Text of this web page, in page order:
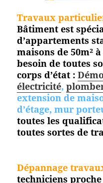
Travaux
Bâtiment est
d’appartements
maisons de 50m²
besoin de toutes
corps d’état :
électricité,
extension de
d’étage, mur
toutes les
toutessortes de
Dépannage
techniciens